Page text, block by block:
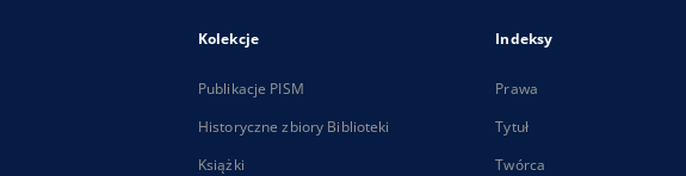
Kolekcje
Publikacje PISM
Historyczne zbiory Biblioteki
Książki
Indeksy
Prawa
Tytuł
Twórca